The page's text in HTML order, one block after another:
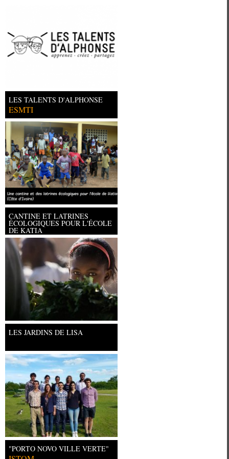
LES TALENTS D'ALPHONSE
ESMTI
CANTINE ET LATRINES
ÉCOLOGIQUES POUR L'ÉCOLE
DE KATIA
Université Paris Ouest Nanterre la
LES JARDINS DE LISA
"PORTO NOVO VILLE VERTE"